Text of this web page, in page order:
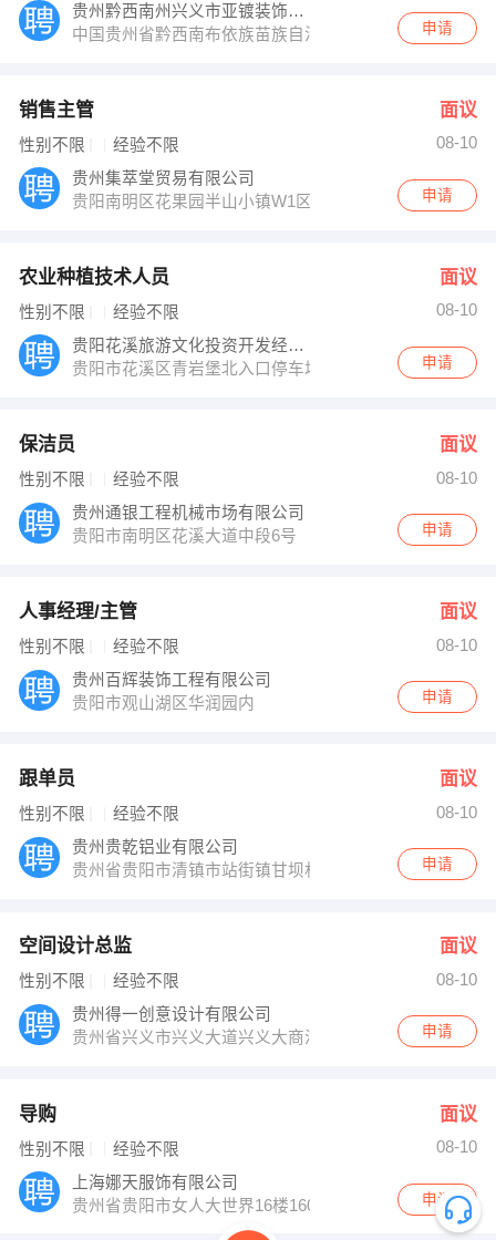
贵州黔西南州兴义市亚镀装饰工程有限公司
中国贵州省黔西南布依族苗族自治州兴义市大商汇4号楼
申请
销售主管 面议
性别不限 经验不限
08-10
贵州集萃堂贸易有限公司
贵阳南明区花果园半山小镇W1区13栋1单元1楼103
申请
农业种植技术人员 面议
性别不限 经验不限
08-10
贵阳花溪旅游文化投资开发经营有限公司
贵阳市花溪区青岩堡北入口停车场内
申请
保洁员 面议
性别不限 经验不限
08-10
贵州通银工程机械市场有限公司
贵阳市南明区花溪大道中段6号
申请
人事经理/主管 面议
性别不限 经验不限
08-10
贵州百辉装饰工程有限公司
贵阳市观山湖区华润园内
申请
跟单员 面议
性别不限 经验不限
08-10
贵州贵乾铝业有限公司
贵州省贵阳市清镇市站街镇甘坝村
申请
空间设计总监 面议
性别不限 经验不限
08-10
贵州得一创意设计有限公司
贵州省兴义市兴义大道兴义大商汇一号楼26楼
申请
导购 面议
性别不限 经验不限
08-10
上海娜天服饰有限公司
贵州省贵阳市女人大世界16楼1608号
申请